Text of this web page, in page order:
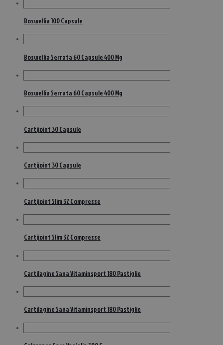
Boswellia 100 Capsule
Boswellia Serrata 60 Capsule 400 Mg
Boswellia Serrata 60 Capsule 400 Mg
Cartijoint 30 Capsule
Cartijoint 30 Capsule
Cartijoint Slim 32 Compresse
Cartijoint Slim 32 Compresse
Cartilagine Sana Vitaminsport 180 Pastiglie
Cartilagine Sana Vitaminsport 180 Pastiglie